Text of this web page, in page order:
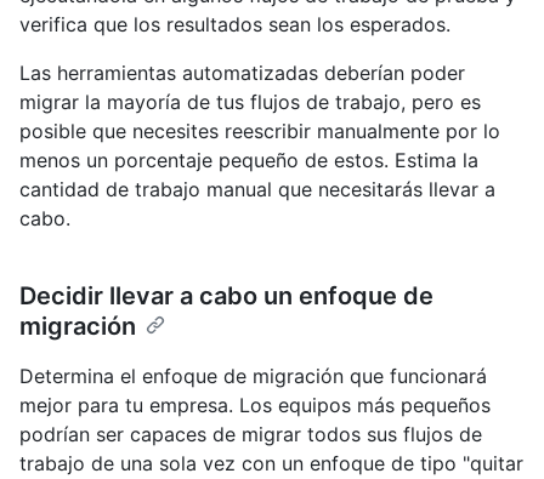
verifica que los resultados sean los esperados.
Las herramientas automatizadas deberían poder
migrar la mayoría de tus flujos de trabajo, pero es
posible que necesites reescribir manualmente por lo
menos un porcentaje pequeño de estos. Estima la
cantidad de trabajo manual que necesitarás llevar a
cabo.
Decidir llevar a cabo un enfoque de
migración
Determina el enfoque de migración que funcionará
mejor para tu empresa. Los equipos más pequeños
podrían ser capaces de migrar todos sus flujos de
trabajo de una sola vez con un enfoque de tipo "quitar